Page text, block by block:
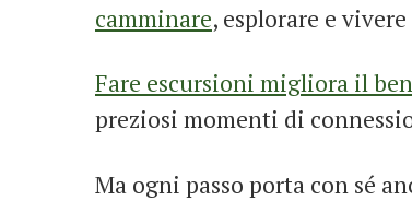
camminare, esplorare e
Fare escursioni migliora il
preziosi momenti di
Ma ogni passo porta con sé